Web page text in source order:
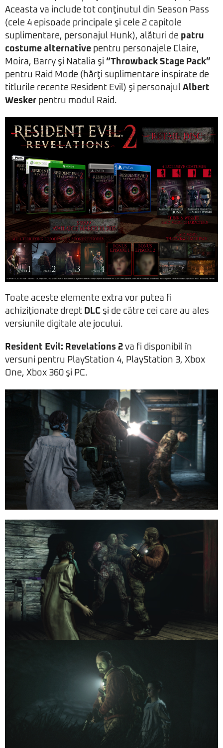
Aceasta va include tot conţinutul din Season Pass
(cele 4 episoade principale şi cele 2 capitole
suplimentare, personajul Hunk), alături de patru
costume alternative pentru personajele Claire,
Moira, Barry şi Natalia şi “Throwback Stage Pack”
pentru Raid Mode (hărţi suplimentare inspirate de
titlurile recente Resident Evil) şi personajul Albert
Wesker pentru modul Raid.
Toate aceste elemente extra vor putea fi
achiziţionate drept DLC şi de către cei care au ales
versiunile digitale ale jocului.
Resident Evil: Revelations 2 va fi disponibil în
versuni pentru PlayStation 4, PlayStation 3, Xbox
One, Xbox 360 şi PC.